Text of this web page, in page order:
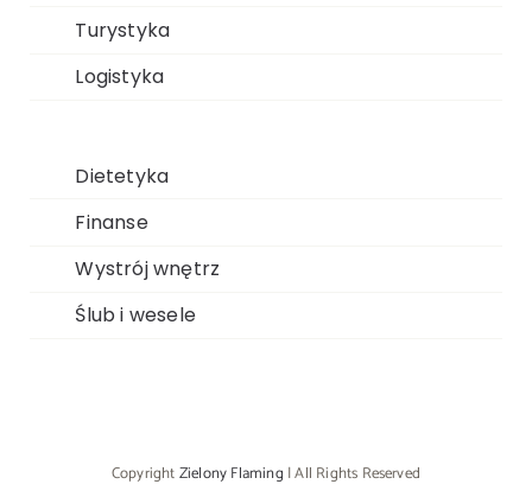
Turystyka
Logistyka
Dietetyka
Finanse
Wystrój wnętrz
Ślub i wesele
CopyrightZielony Flaming | All Rights Reserved